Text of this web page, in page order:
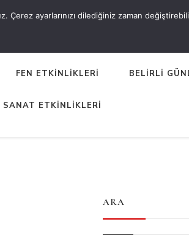
FEN ETKİNLİKLERİ BELİRLİ
SANAT ETKİNLİKLERİ
ARA
Çerez ayarlarınızı dilediğiniz zaman